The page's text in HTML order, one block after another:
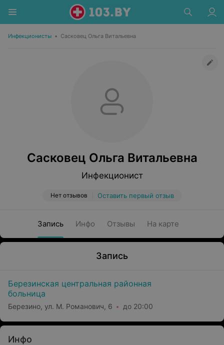
Инфекционисты • Сасковец Ольга Витальевна
Сасковец Ольга Витальевна
Инфекционист
Нет отзывов Оставить первый отзыв
Запись Инфо Отзывы На карте
Запись
Березинская центральная районная
больница
Березино, ул. М. Романович, 6 до 20:00
Инфо